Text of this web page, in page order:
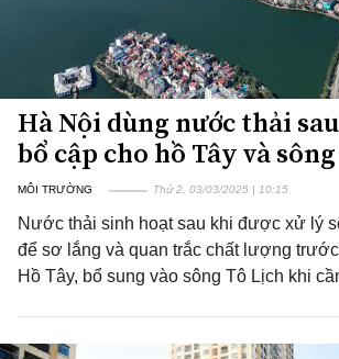
Hà Nội dùng nước thải
bổ cập cho hồ Tây và
MÔI TRƯỜNG Thứ 2, 03/03/2025 | 10:15
Nước thải sinh hoạt sau khi được xử lý
để sơ lắng và quan trắc chất lượng
Hồ Tây, bổ sung vào sông Tô Lịch khi